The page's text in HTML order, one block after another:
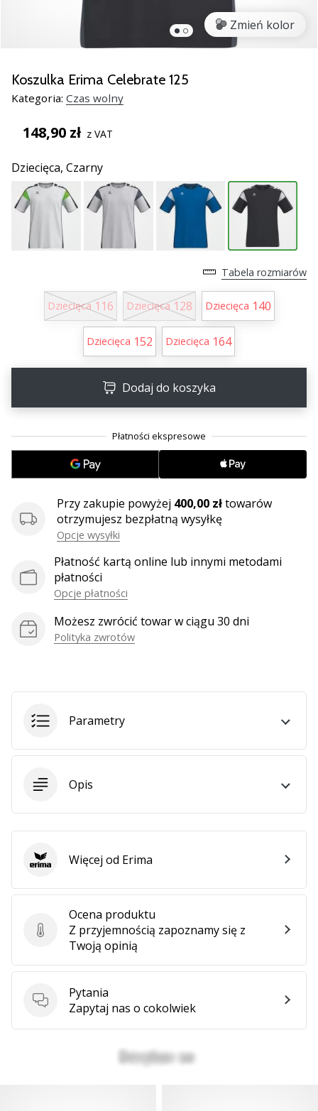
wszystkie
artykuły
Zmień kolor
Koszulka Erima Celebrate 125
Kategoria: Czas wolny
148,90 zł z VAT
Dziecięca, Czarny
Tabela rozmiarów
Dziecięca 116 Dziecięca 128 Dziecięca 140
Dziecięca 152 Dziecięca 164
Dodaj do koszyka
Przy zakupie powyżej 400,00 złtowarów
otrzymujesz bezpłatną wysyłkę
Opcje wysyłki
Płatność kartą online lub innymi metodami
płatności
Opcje płatności
Możesz zwrócić towar w ciągu 30 dni
Polityka zwrotów
Parametry
Opis
Ocena produktu
Ocena produktu
Z przyjemnością zapoznamy się z
Twoją opinią
Pytania
Pytania
Zapytaj nas o cokolwiek
Erima Więcej od Erima